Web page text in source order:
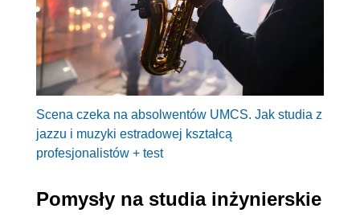
Scena czeka na absolwentów UMCS. Jak studia z
jazzu i muzyki estradowej kształcą
profesjonalistów + test
Pomysły na studia inżynierskie